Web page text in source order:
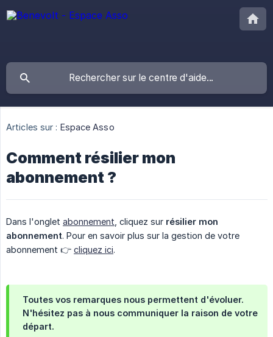
Articles sur : Espace Asso
Comment résilier mon
abonnement ?
Dans l'onglet abonnement , cliquez sur résilier mon
abonnement. Pour en savoir plus sur la gestion de votre
abonnement 👉 cliquez ici.
Toutes vos remarques nous permettent d'évoluer.
N'hésitez pas à nous communiquer la raison de votre
départ.